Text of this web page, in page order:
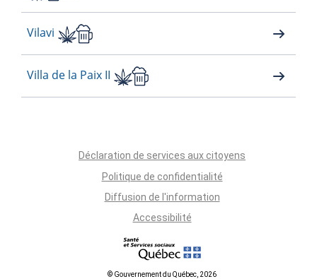
Vilavi
Villa de la Paix II
Déclaration de services aux citoyens
Politique de confidentialité
Diffusion de l'information
Accessibilité
© Gouvernement du Québec, 2026